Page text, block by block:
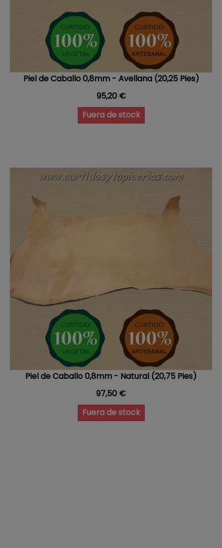
Piel de Caballo 0,8mm - Avellana (20,25 Pies)
Precio
95,20 €
Fuera de stock
Piel de Caballo 0,8mm - Natural (20,75 Pies)
Precio
97,50 €
Fuera de stock